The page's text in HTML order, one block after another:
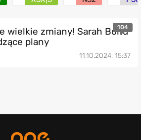
104
wielkie zmiany! Sarah Bond
plany
11.10.2024, 15:37